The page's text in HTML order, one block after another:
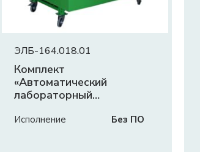
ЭЛБ-164.018.01
Комплект
«Автоматический
лабораторный
Исполнение Без ПО